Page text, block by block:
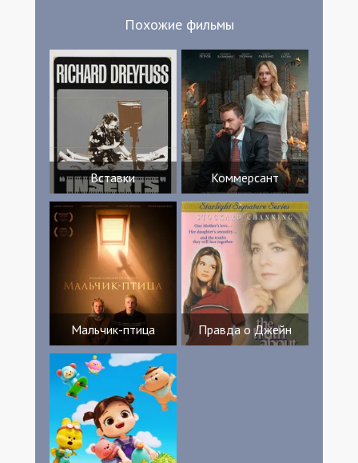
Похожие фильмы
Вставки Коммерсант
Мальчик-птица Правда о Джейн